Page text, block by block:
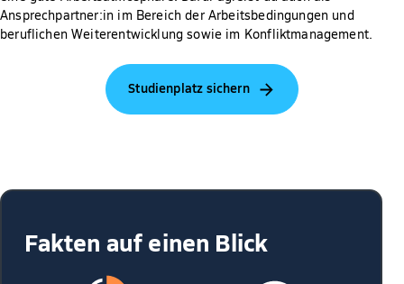
Ansprechpartner:in im Bereich der Arbeitsbedingungen und
beruflichen Weiterentwicklung sowie im Konfliktmanagement.
Studienplatz sichern
Fakten auf einen Blick